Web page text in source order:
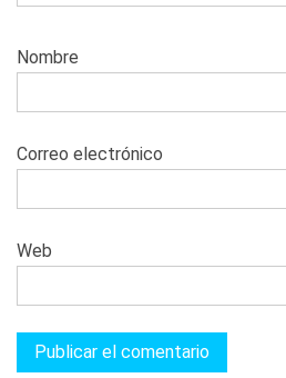
Nombre
Correo electrónico
Web